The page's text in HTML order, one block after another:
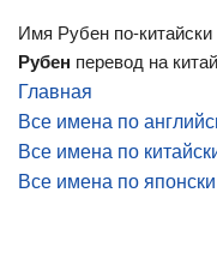
Имя Рубен по-китайски
Рубен перевод на
Главная
Все имена по
Все имена по
Все имена по японски